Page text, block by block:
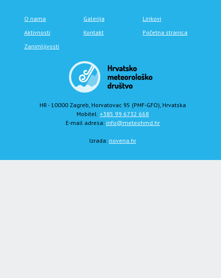
O nama Galerija
Linkovi
Aktivnosti
Kontakt
Početna stranica
Zanimljivosti
HR - 10000 Zagreb, Horvatovac 95 (PMF-GFO), Hrvatska
Mobitel: +385 99 6732 668
E-mail adresa: info@meteohmd.hr
Izrada: novena.hr